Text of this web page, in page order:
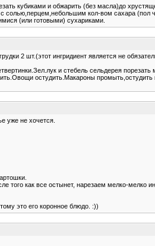
кубиками и обжарить (без масла)до
солью,перцем,небольшим кол-вом сахара
(или готовыми) сухариками.
2 шт.(этот ингридиент является не
и стебель сельдерея
остудить.Макароны
уже не хочется.
того как все остынет, нарезаем мелко-
это его коронное блюдо. :))